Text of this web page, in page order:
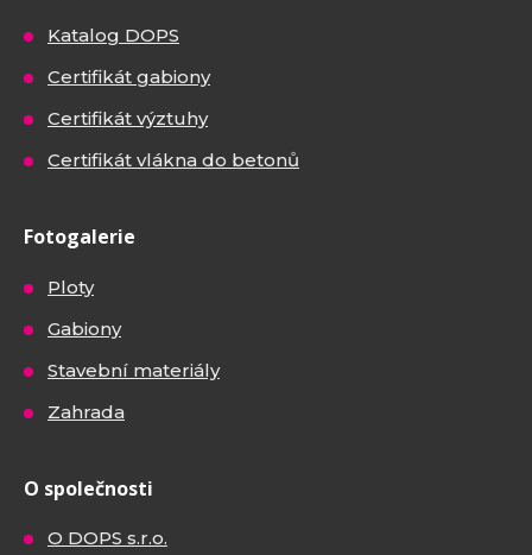
Katalog DOPS
Certifikát gabiony
Certifikát výztuhy
Certifikát vlákna do betonů
Fotogalerie
Ploty
Gabiony
Stavební materiály
Zahrada
O společnosti
O DOPS s.r.o.